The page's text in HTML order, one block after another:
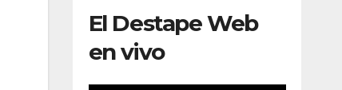
El Destape Web
en vivo